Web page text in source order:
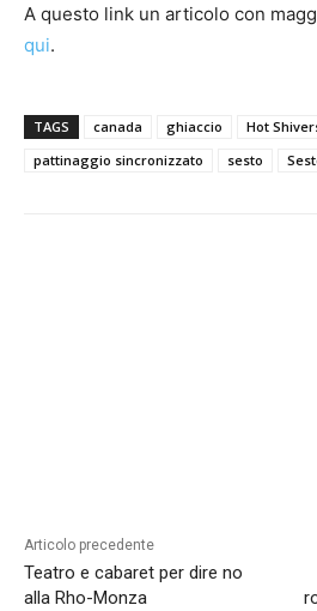
A questo link un articolo con
qui.
TAGS canada ghiaccio Hot
pattinaggio sincronizzato
sesto
Articolo precedente
Teatro e cabaret per dire no
alla Rho-Monza